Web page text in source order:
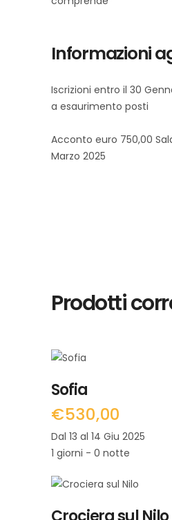
Informazioni
Iscrizioni entro il 30
a esaurimento posti
Acconto euro 750,00
Marzo 2025
Prodotti
Sofia
€530,00
Dal 13 al 14 Giu 2025
1 giorni - 0 notte